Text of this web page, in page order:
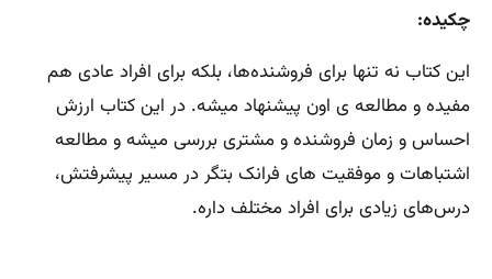
چکیده:
این کتاب نه تنها برای فروشنده‌ها، بلکه برای افراد عادی هم
مفیده و مطالعه ی اون پیشنهاد میشه. در این کتاب ارزش
احساس و زمان فروشنده و مشتری بررسی میشه و مطالعه
اشتباهات و موفقیت های فرانک بتگر در مسیر پیشرفتش،
درس‌های زیادی برای افراد مختلف داره.